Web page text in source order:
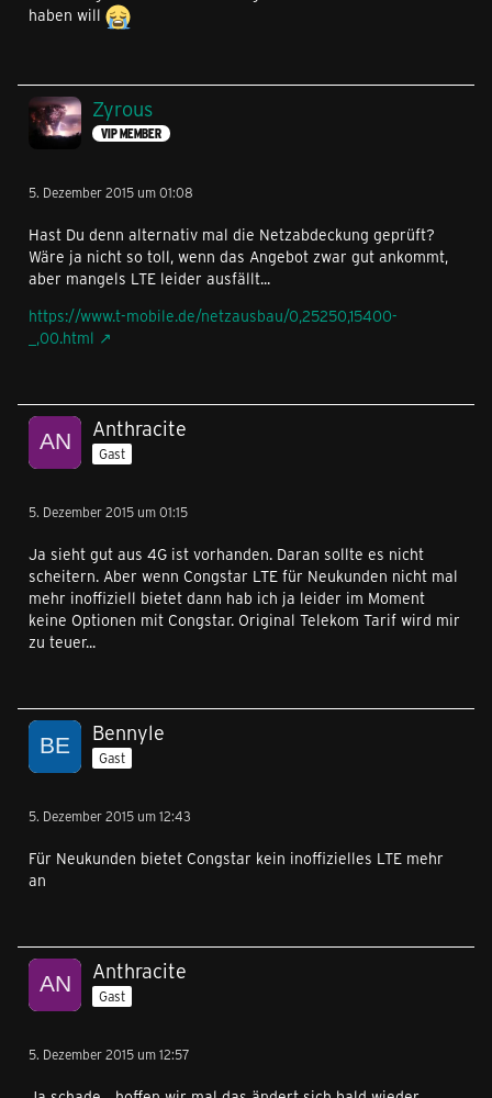
haben will
Zyrous
VIP MEMBER
5. Dezember 2015 um 01:08
Hast Du denn alternativ mal die Netzabdeckung geprüft?
Wäre ja nicht so toll, wenn das Angebot zwar gut ankommt,
aber mangels LTE leider ausfällt...
https://www.t-mobile.de/netzausbau/0,25250,15400-
_,00.html
Anthracite
Gast
5. Dezember 2015 um 01:15
Ja sieht gut aus 4G ist vorhanden. Daran sollte es nicht
scheitern. Aber wenn Congstar LTE für Neukunden nicht mal
mehr inoffiziell bietet dann hab ich ja leider im Moment
keine Optionen mit Congstar. Original Telekom Tarif wird mir
zu teuer...
Bennyle
Gast
5. Dezember 2015 um 12:43
Für Neukunden bietet Congstar kein inoffizielles LTE mehr
an
Anthracite
Gast
5. Dezember 2015 um 12:57